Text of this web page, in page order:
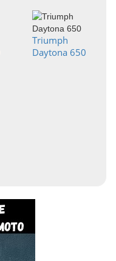
Triumph
Daytona 650